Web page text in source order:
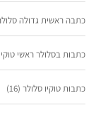
כתבה ראשית גדולה
כתבות בסלולר ראשי טוקיו
כתבות טוקיו סלולר (16)